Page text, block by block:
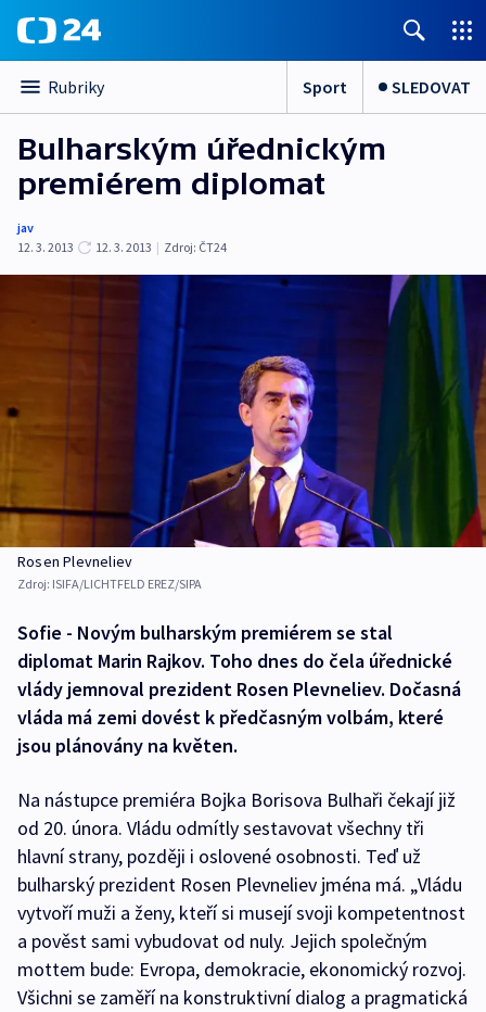
Rubriky Sport SLEDOVAT
Bulharským úřednickým
premiérem diplomat
jav
12. 3. 2013
12. 3. 2013 | Zdroj: ČT24
Rosen Plevneliev
Zdroj: ISIFA/LICHTFELD EREZ/SIPA
Sofie - Novým bulharským premiérem se stal
diplomat Marin Rajkov. Toho dnes do čela úřednické
vlády jemnoval prezident Rosen Plevneliev. Dočasná
vláda má zemi dovést k předčasným volbám, které
jsou plánovány na květen.
Na nástupce premiéra Bojka Borisova Bulhaři čekají již
od 20. února. Vládu odmítly sestavovat všechny tři
hlavní strany, později i oslovené osobnosti. Teď už
bulharský prezident Rosen Plevneliev jména má. „Vládu
vytvoří muži a ženy, kteří si musejí svoji kompetentnost
a pověst sami vybudovat od nuly. Jejich společným
mottem bude: Evropa, demokracie, ekonomický rozvoj.
Všichni se zaměří na konstruktivní dialog a pragmatická